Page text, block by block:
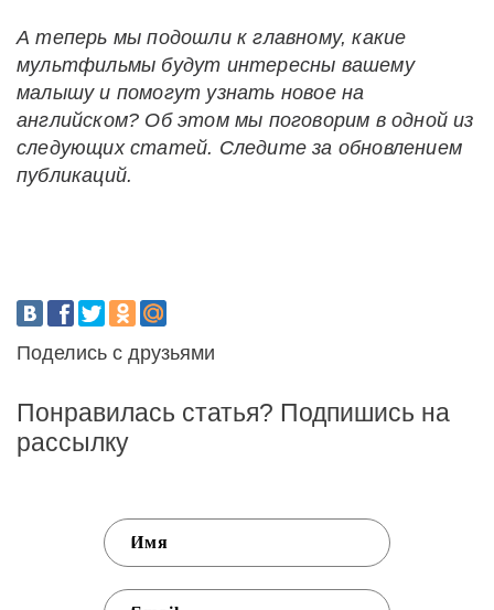
А теперь мы подошли к главному, какие
мультфильмы будут интересны вашему
малышу и помогут узнать новое на
английском? Об этом мы поговорим в одной из
следующих статей. Следите за обновлением
публикаций.
Поделись с друзьями
Понравилась статья? Подпишись на
рассылку